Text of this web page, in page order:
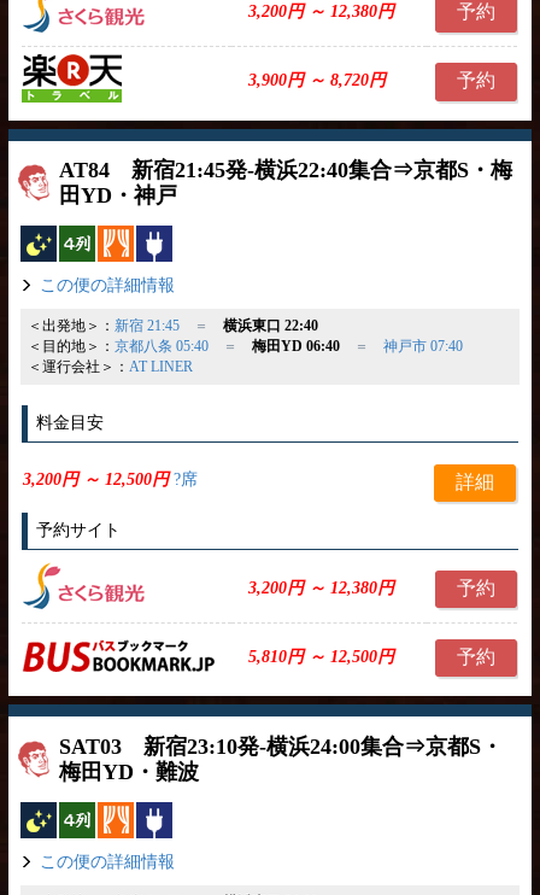
3,200円 ～ 12,380円 予約
3,900円 ～ 8,720円 予約
AT84 新宿21:45発-横浜22:40集合⇒京都S・梅
田YD・神戸
夜行バス
横4列 カーテン
この便の詳細情報
＜出発地＞： 新宿 21:45＝ 横浜東口 22:40
＜目的地＞： 京都八条 05:40＝ 梅田YD 06:40＝ 神戸市 07:40
＜運行会社＞： AT LINER
料金目安
3,200円 ～ 12,500円?席 詳細
予約サイト
3,200円 ～ 12,380円 予約
5,810円 ～ 12,500円 予約
SAT03 新宿23:10発-横浜24:00集合⇒京都S・
梅田YD・難波
夜行バス
横4列 カーテン
この便の詳細情報